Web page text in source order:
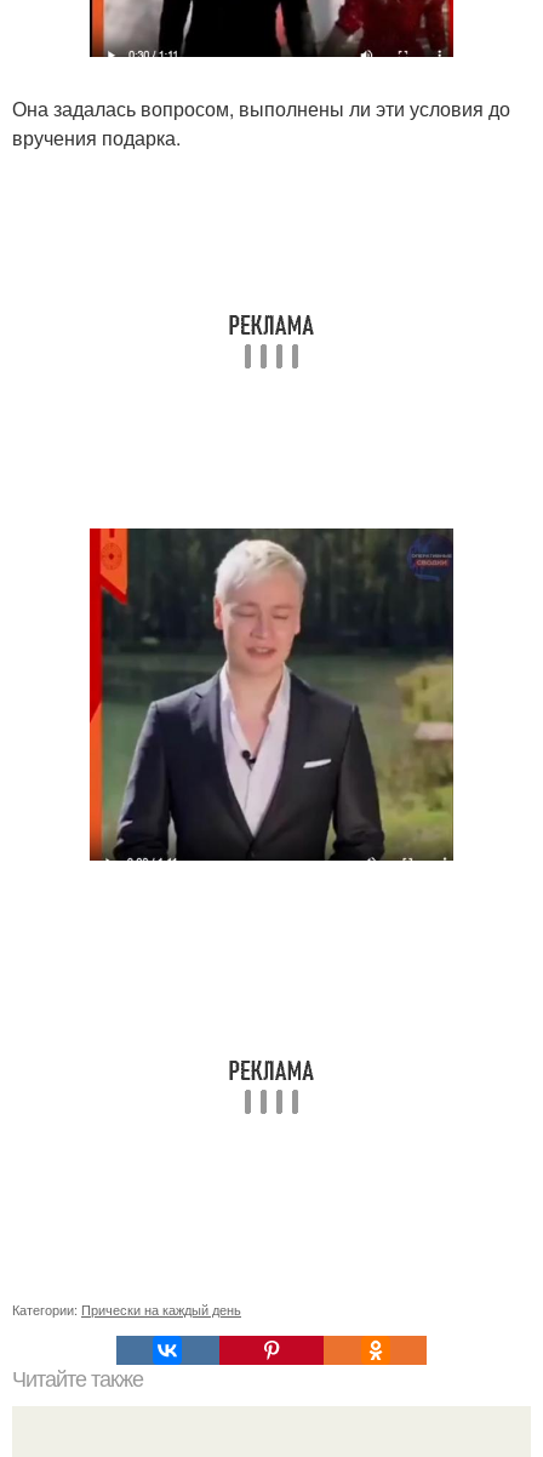
Она задалась вопросом, выполнены ли эти условия до
вручения подарка.
Категории: Прически на каждый день
Читайте также